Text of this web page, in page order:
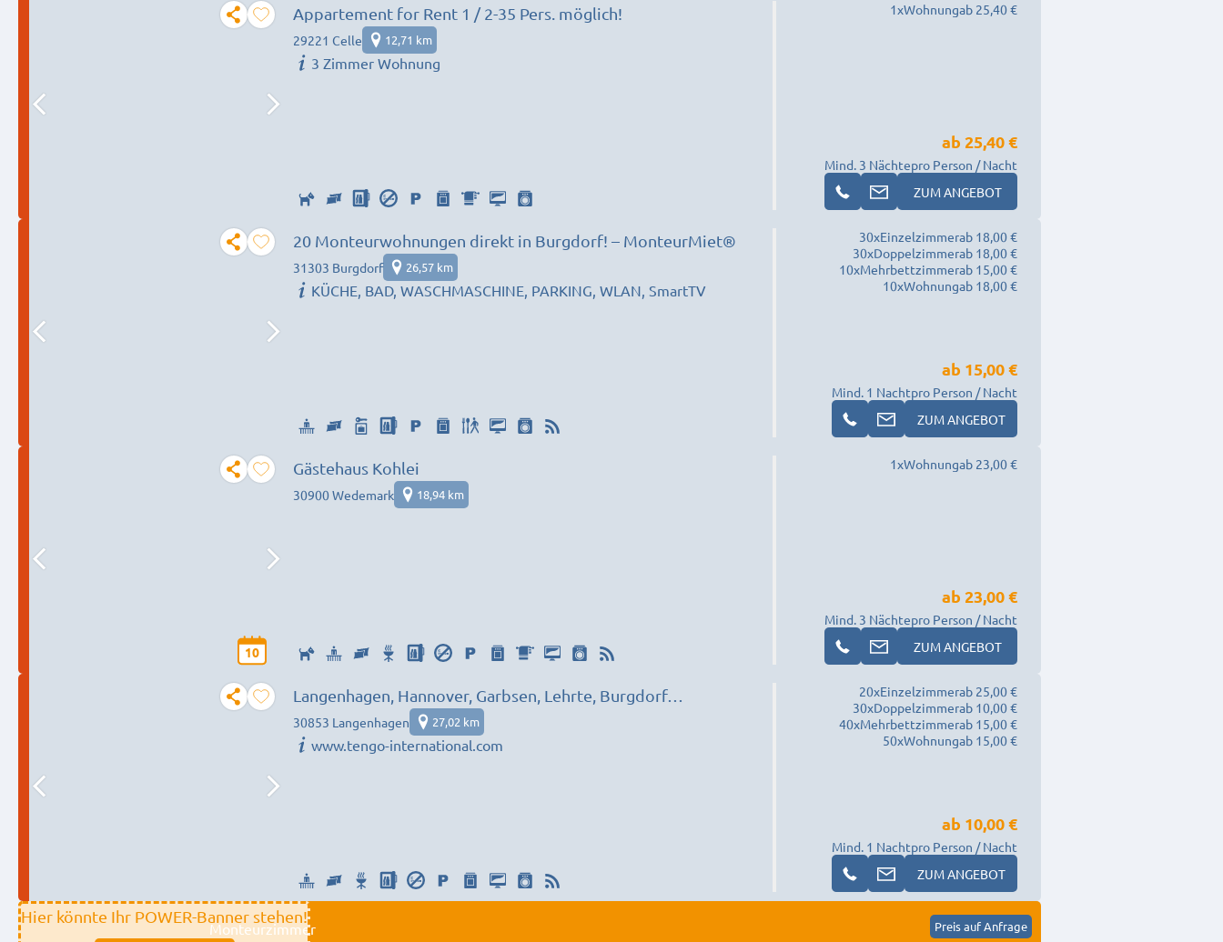
Appartement for Rent 1 / 2-35 Pers. möglich!
29221 Celle 12,71 km
3 Zimmer Wohnung
1xWohnungab 25,40 €
Mind. 3 Nächte
ab 25,40 €
pro Person / Nacht
ZUM ANGEBOT
20 Monteurwohnungen direkt in Burgdorf! – MonteurMiet®
31303 Burgdorf 26,57 km
KÜCHE, BAD, WASCHMASCHINE, PARKING, WLAN, SmartTV
30xEinzelzimmerab 18,00 €
30xDoppelzimmerab 18,00 €
10xMehrbettzimmerab 15,00 €
10xWohnungab 18,00 €
Mind. 1 Nacht
ab 15,00 €
pro Person / Nacht
ZUM ANGEBOT
10
Gästehaus Kohlei
30900 Wedemark 18,94 km
1xWohnungab 23,00 €
Mind. 3 Nächte
ab 23,00 €
pro Person / Nacht
ZUM ANGEBOT
Langenhagen, Hannover, Garbsen, Lehrte, Burgdorf…
30853 Langenhagen 27,02 km
www.tengo-international.com
20xEinzelzimmerab 25,00 €
30xDoppelzimmerab 10,00 €
40xMehrbettzimmerab 15,00 €
50xWohnungab 15,00 €
Mind. 1 Nacht
ab 10,00 €
pro Person / Nacht
ZUM ANGEBOT
Hier könnte Ihr POWER-Banner stehen!
Monteurzimmer
Preis auf Anfrage